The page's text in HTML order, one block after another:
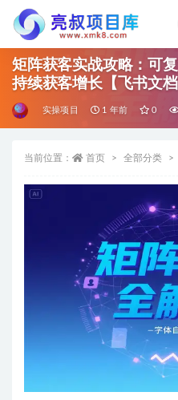
矩阵获客实战攻略：可
持续获客增长【飞书文档
实操项目 1 年前 0
当前位置： 首页 全部分类